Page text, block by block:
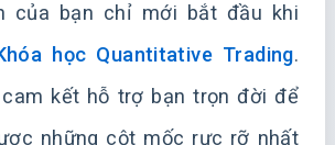
của bạn chỉ mới bắt đầu khi
học Quantitative Trading.
kết hỗ trợ bạn trọn đời để
những cột mốc rực rỡ nhất